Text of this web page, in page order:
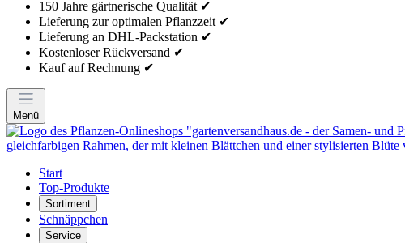
150 Jahre gärtnerische Qualität ✔
Lieferung zur optimalen Pflanzzeit ✔
Lieferung an DHL-Packstation ✔
Kostenloser Rückversand ✔
Kauf auf Rechnung ✔
Menü
Start
Top-Produkte
Sortiment
Schnäppchen
Service